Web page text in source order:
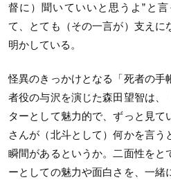
督に）聞いていいと思うよ”と
て、とても（その一言が）支えに
明かしている。
怪異のきっかけとなる「死者の手
者役の与沢を演じた森田望智は、
ターとして魅力的で、ずっと見
さんが（北斗として）何かを言う
瞬間があるというか。二面性をと
ーとしての魅力や面白さを、一緒